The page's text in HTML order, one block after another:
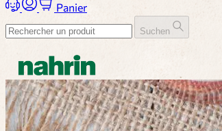
Panier
Suchen